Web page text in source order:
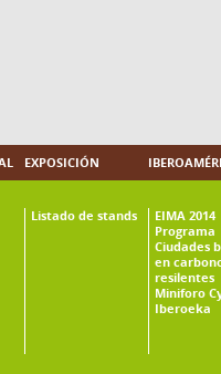
EXPOSICIÓN
Listado de stands
EIMA 2014
Programa
Ciudades
en
resilentes
Miniforo
Iberoeka